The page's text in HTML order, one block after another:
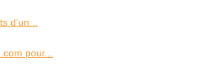
d’un...
pour...